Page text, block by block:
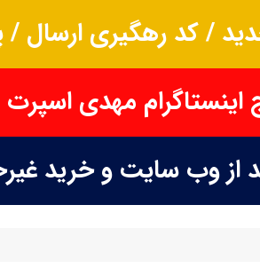
/ کد رهگیری ارسال /
اینستاگرام مهدی اسپرت
از وب سایت و خرید